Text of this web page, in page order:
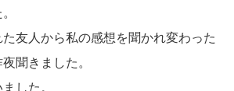
友人から私の感想を聞かれ変わった
聞きました。
した。